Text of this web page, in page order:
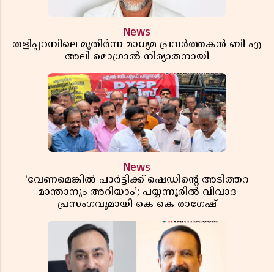
News
തളിപ്പറമ്പിലെ മുതിർന്ന മാധ്യമ പ്രവർത്തകൻ ബി എ
അലി മൊഗ്രാൽ നിര്യാതനായി
News
‘വേണമെങ്കിൽ പാർട്ടിക്ക് ഷെഡിൻ്റെ അടിത്തറ
മാന്താനും അറിയാം’; പയ്യന്നൂരിൽ വിവാദ
പ്രസംഗവുമായി കെ കെ രാഗേഷ്